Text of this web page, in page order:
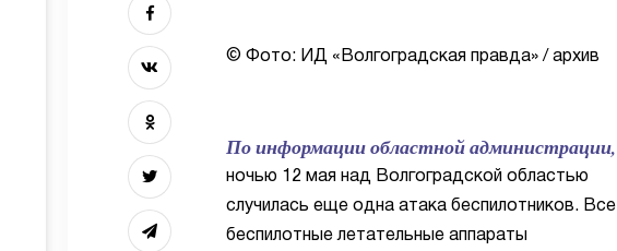
© Фото: ИД «Волгоградская правда» / архив
По информации областной администрации,
ночью 12 мая над Волгоградской областью
случилась еще одна атака беспилотников. Все
беспилотные летательные аппараты